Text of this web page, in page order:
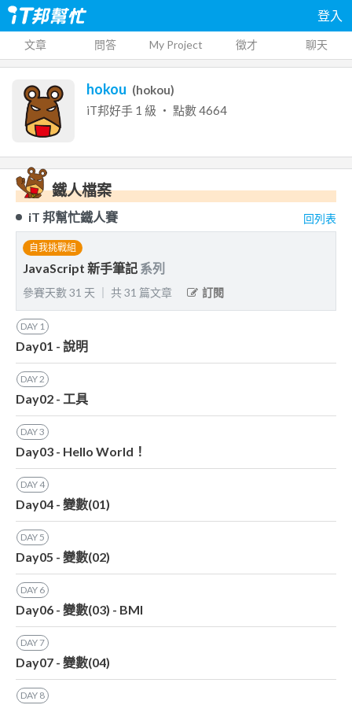
登入
文章 問答 My Project 徵才 聊天
hokou (hokou)
iT邦好手 1 級 ‧ 點數4664
鐵人檔案
iT 邦幫忙鐵人賽 回列表
自我挑戰組
JavaScript 新手筆記 系列
參賽天數31 天 共31 篇文章 訂閱
DAY 1
Day01 - 說明
DAY2
Day02 - 工具
DAY3
Day03 - Hello World！
DAY4
Day04 - 變數(01)
DAY5
Day05 - 變數(02)
DAY 6
Day06 - 變數(03) - BMI
DAY7
Day07 - 變數(04)
DAY 8